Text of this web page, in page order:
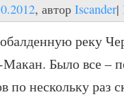
, автор Iscander|
реку
Было все –
нескольку раз